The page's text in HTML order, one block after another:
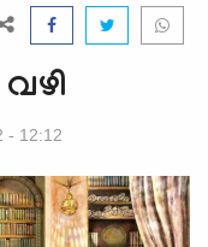
- 12:12